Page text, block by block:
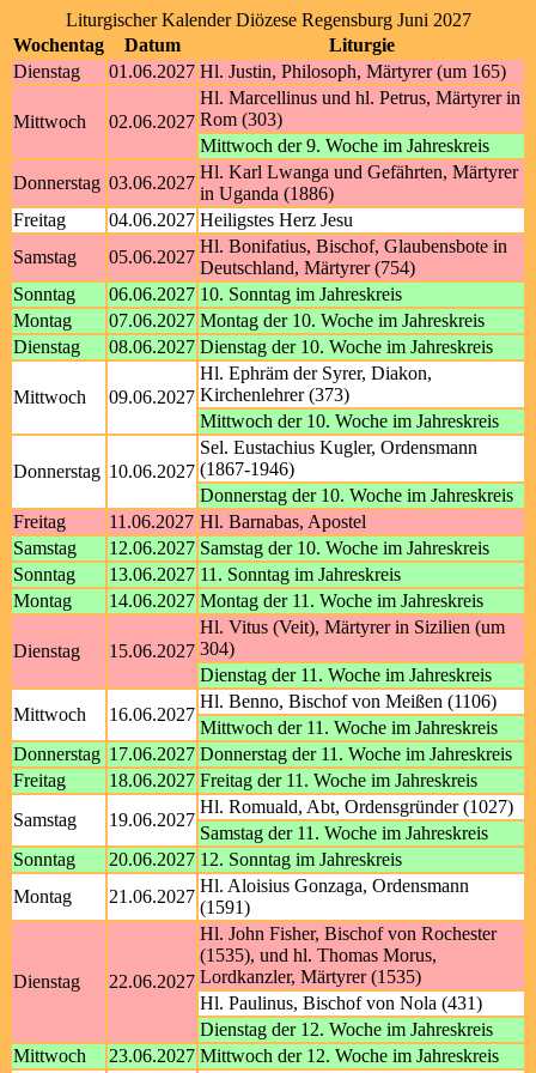
Liturgischer Kalender Diözese Regensburg Juni 2027
Wochentag
Datum
Liturgie
Dienstag
01.06.2027 Hl. Justin, Philosoph, Märtyrer (um 165)
Mittwoch 02.06.2027
Hl. Marcellinus und hl. Petrus, Märtyrer in
Rom (303)
Mittwoch der 9. Woche im Jahreskreis
Donnerstag 03.06.2027
Hl. Karl Lwanga und Gefährten, Märtyrer
in Uganda (1886)
Freitag
04.06.2027 Heiligstes Herz Jesu
Samstag
05.06.2027
Hl. Bonifatius, Bischof, Glaubensbote in
Deutschland, Märtyrer (754)
Sonntag
06.06.2027 10. Sonntag im Jahreskreis
Montag
07.06.2027 Montag der 10. Woche im Jahreskreis
Dienstag
08.06.2027 Dienstag der 10. Woche im Jahreskreis
Mittwoch 09.06.2027
Hl. Ephräm der Syrer, Diakon,
Kirchenlehrer (373)
Mittwoch der 10. Woche im Jahreskreis
Donnerstag 10.06.2027
Sel. Eustachius Kugler, Ordensmann
(1867-1946)
Donnerstag der 10. Woche im Jahreskreis
Freitag
11.06.2027 Hl. Barnabas, Apostel
Samstag
12.06.2027 Samstag der 10. Woche im Jahreskreis
Sonntag
13.06.2027 11. Sonntag im Jahreskreis
Montag
14.06.2027 Montag der 11. Woche im Jahreskreis
Dienstag 15.06.2027
Hl. Vitus (Veit), Märtyrer in Sizilien (um
304)
Dienstag der 11. Woche im Jahreskreis
Mittwoch
16.06.2027
Hl. Benno, Bischof von Meißen (1106)
Mittwoch der 11. Woche im Jahreskreis
Donnerstag 17.06.2027 Donnerstag der 11. Woche im Jahreskreis
Freitag
18.06.2027 Freitag der 11. Woche im Jahreskreis
Samstag
19.06.2027
Hl. Romuald, Abt, Ordensgründer (1027)
Samstag der 11. Woche im Jahreskreis
Sonntag
20.06.2027 12. Sonntag im Jahreskreis
Montag
21.06.2027
Hl. Aloisius Gonzaga, Ordensmann
(1591)
Dienstag 22.06.2027
Hl. John Fisher, Bischof von Rochester
(1535), und hl. Thomas Morus,
Lordkanzler, Märtyrer (1535)
Hl. Paulinus, Bischof von Nola (431)
Dienstag der 12. Woche im Jahreskreis
Mittwoch
23.06.2027 Mittwoch der 12. Woche im Jahreskreis